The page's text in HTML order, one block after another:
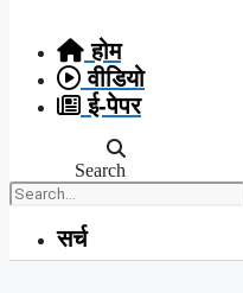
content
होम
वीडियो
ई-पेपर
Search
सर्च